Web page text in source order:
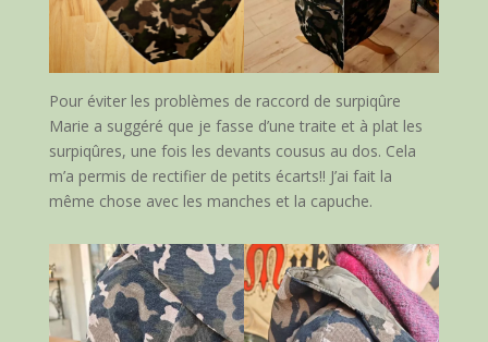
Pour éviter les problèmes de raccord de surpiqûre
Marie a suggéré que je fasse d’une traite et à plat les
surpiqûres, une fois les devants cousus au dos. Cela
m’a permis de rectifier de petits écarts!! J’ai fait la
même chose avec les manches et la capuche.